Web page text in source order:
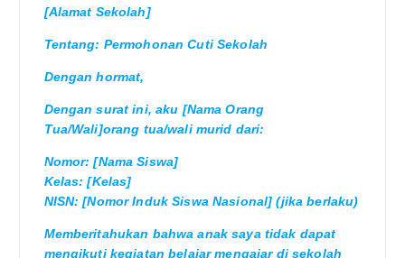
[Alamat Sekolah]
Tentang: Permohonan Cuti Sekolah
Dengan hormat,
Dengan surat ini, aku [Nama Orang
Tua/Wali]orang tua/wali murid dari:
Nomor: [Nama Siswa]
Kelas: [Kelas]
NISN: [Nomor Induk Siswa Nasional] (jika berlaku)
Memberitahukan bahwa anak saya tidak dapat
mengikuti kegiatan belajar mengajar di sekolah